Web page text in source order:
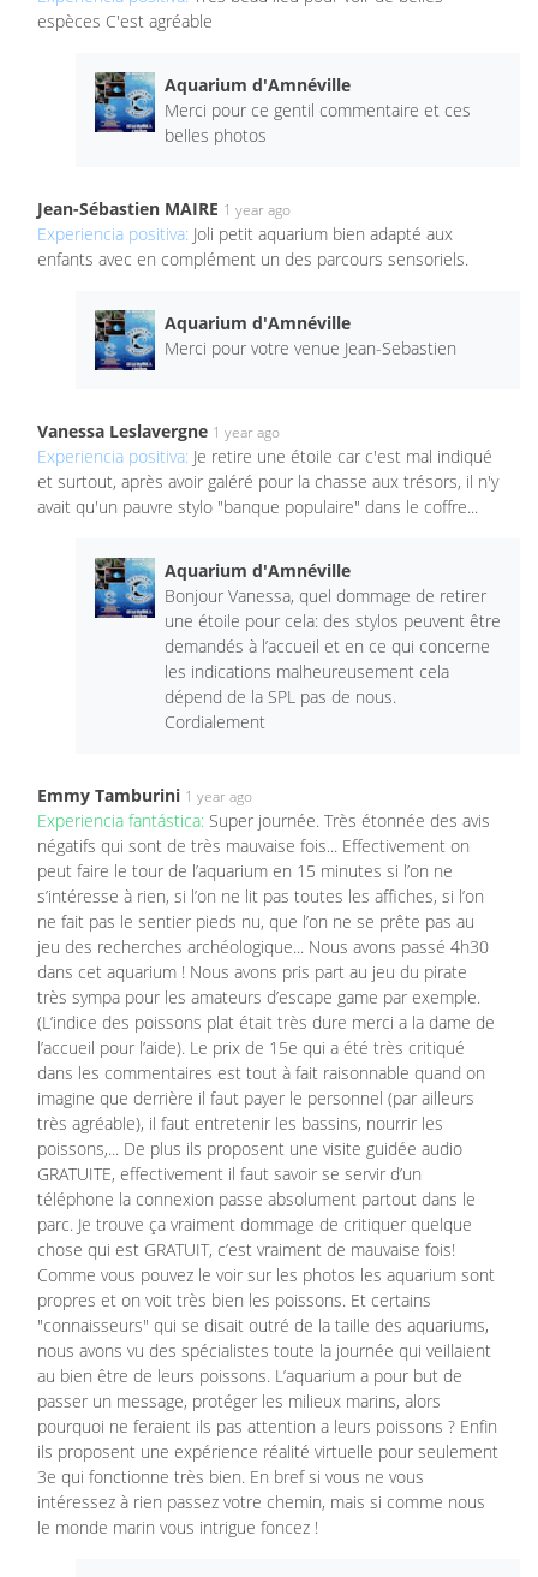
espèces C'est agréable
Aquarium d'Amnéville
Merci pour ce gentil commentaire et ces
belles photos
Jean-Sébastien MAIRE 1 year ago
Experiencia positiva: Joli petit aquarium bien adapté aux
enfants avec en complément un des parcours sensoriels.
Aquarium d'Amnéville
Merci pour votre venue Jean-Sebastien
Vanessa Leslavergne 1 year ago
Experiencia positiva: Je retire une étoile car c'est mal indiqué
et surtout, après avoir galéré pour la chasse aux trésors, il n'y
avait qu'un pauvre stylo "banque populaire" dans le coffre...
Aquarium d'Amnéville
Bonjour Vanessa, quel dommage de retirer
une étoile pour cela: des stylos peuvent être
demandés à l’accueil et en ce qui concerne
les indications malheureusement cela
dépend de la SPL pas de nous.
Cordialement
Emmy Tamburini 1 year ago
Experiencia fantástica: Super journée. Très étonnée des avis
négatifs qui sont de très mauvaise fois... Effectivement on
peut faire le tour de l’aquarium en 15 minutes si l’on ne
s’intéresse à rien, si l’on ne lit pas toutes les affiches, si l’on
ne fait pas le sentier pieds nu, que l’on ne se prête pas au
jeu des recherches archéologique... Nous avons passé 4h30
dans cet aquarium ! Nous avons pris part au jeu du pirate
très sympa pour les amateurs d’escape game par exemple.
(L’indice des poissons plat était très dure merci a la dame de
l’accueil pour l’aide). Le prix de 15e qui a été très critiqué
dans les commentaires est tout à fait raisonnable quand on
imagine que derrière il faut payer le personnel (par ailleurs
très agréable), il faut entretenir les bassins, nourrir les
poissons,... De plus ils proposent une visite guidée audio
GRATUITE, effectivement il faut savoir se servir d’un
téléphone la connexion passe absolument partout dans le
parc. Je trouve ça vraiment dommage de critiquer quelque
chose qui est GRATUIT, c’est vraiment de mauvaise fois!
Comme vous pouvez le voir sur les photos les aquarium sont
propres et on voit très bien les poissons. Et certains
"connaisseurs" qui se disait outré de la taille des aquariums,
nous avons vu des spécialistes toute la journée qui veillaient
au bien être de leurs poissons. L’aquarium a pour but de
passer un message, protéger les milieux marins, alors
pourquoi ne feraient ils pas attention a leurs poissons ? Enfin
ils proposent une expérience réalité virtuelle pour seulement
3e qui fonctionne très bien. En bref si vous ne vous
intéressez à rien passez votre chemin, mais si comme nous
le monde marin vous intrigue foncez !